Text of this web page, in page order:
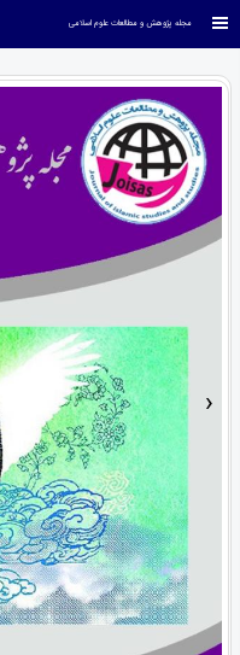
مجله پژوهش و مطالعات علوم اسلامی
‹